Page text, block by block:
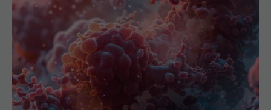
Tratamentul care înfometează tumorile. Ce rol au